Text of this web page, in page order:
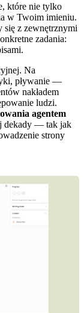
które nie tylko
w Twoim imieniu.
się z zewnętrznymi
zadania:
Na
pływanie —
nakładem
ludzi.
agentem
dekady — tak jak
strony